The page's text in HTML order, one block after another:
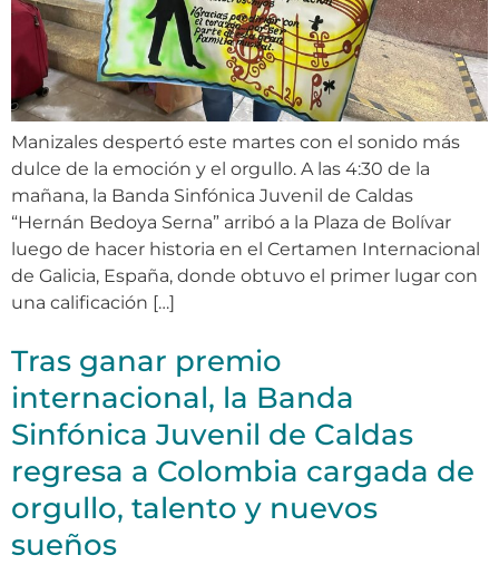
Manizales despertó este martes con el sonido más
dulce de la emoción y el orgullo. A las 4:30 de la
mañana, la Banda Sinfónica Juvenil de Caldas
“Hernán Bedoya Serna” arribó a la Plaza de Bolívar
luego de hacer historia en el Certamen Internacional
de Galicia, España, donde obtuvo el primer lugar con
una calificación […]
Tras ganar premio
internacional, la Banda
Sinfónica Juvenil de Caldas
regresa a Colombia cargada de
orgullo, talento y nuevos
sueños